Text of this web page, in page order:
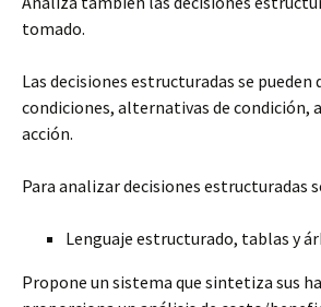
tomado.
Las decisiones estructuradas se
condiciones, alternativas de condición,
acción.
Para analizar decisiones estructuradas
Lenguaje estructurado, tablas y
Propone un sistema que sintetiza sus